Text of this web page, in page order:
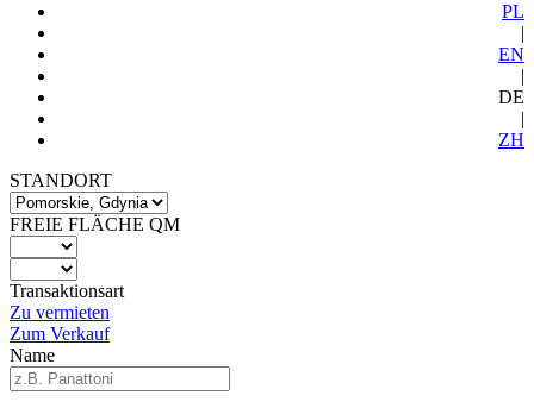
PL
|
EN
|
DE
|
ZH
STANDORT
FREIE FLÄCHE QM
Transaktionsart
Zu vermieten
Zum Verkauf
Name